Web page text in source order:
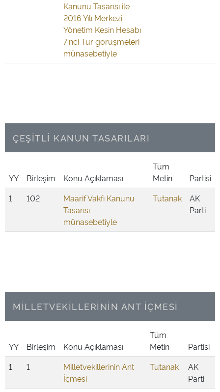
Kanunu Tasarısı ile
2016 Yılı Merkezi
Yönetim Kesin Hesabı
7'nci Tur görüşmeleri
münasebetiyle
ÇEŞİTLİ KANUN TASARILARI
YY Birleşim Konu Açıklaması
Tüm
Metin
Partisi
1
102
Maarif Vakfı Kanunu
Tasarısı
münasebetiyle
Tutanak
AK
Parti
MİLLETVEKİLLERİNİN ANT İÇMESİ
YY Birleşim Konu Açıklaması
Tüm
Metin
Partisi
1
1
Milletvekillerinin Ant
İçmesi
Tutanak
AK
Parti